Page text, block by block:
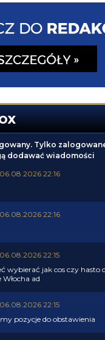
Tylko
dodawać wiadomości
06.08.2026 22:16
06.08.2026 22:16
06.08.2026 22:15
wybierać jak cos czy hasto
ad
06.08.2026 22:15
pozycje do obstawienia